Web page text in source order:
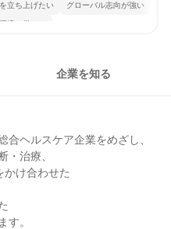
立ち上げたい グローバル志向が強い
境で働ける
企業を知る
合ヘルスケア企業をめざし、
・治療、
かけ合わせた
す。